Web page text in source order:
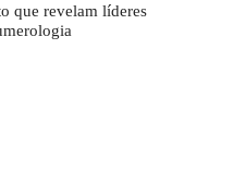
que revelam líderes